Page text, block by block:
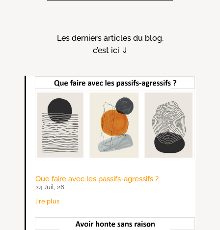
Les derniers articles du blog,
c’est ici ⇓
Que faire avec les passifs-agressifs ?
24 Juil, 26
lire plus